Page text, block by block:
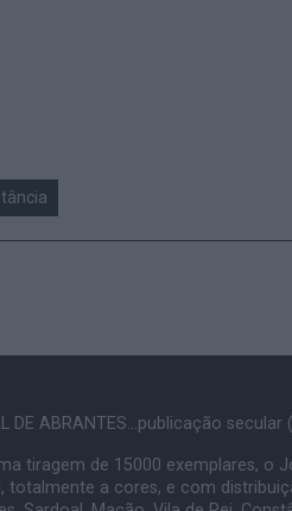
DE ABRANTES...publicação
tiragem de 15000 exemplares, o
totalmente a cores, e com